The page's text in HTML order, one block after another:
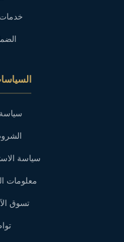
خدمات
سياسة
معلومات
تسوق